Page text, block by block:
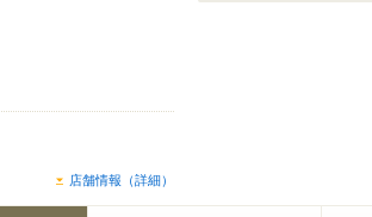
店舗情報（詳細）